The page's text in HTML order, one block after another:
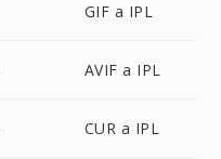
GIF a IPL
AVIF a IPL
CUR a IPL